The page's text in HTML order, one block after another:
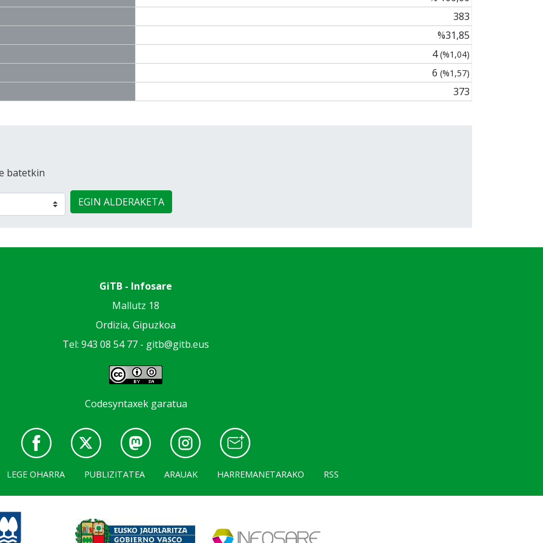
383
%31,85
4(%1,04)
6 (%1,57)
373
batetkin
EGIN ALDERAKETA
GiTB - Infosare
Mallutz 18
Ordizia, Gipuzkoa
Tel: 943 08 54 77 - gitb@gitb.eus
Codesyntaxek garatua
LEGE OHARRA PUBLIZITATEA ARAUAK HARREMANETARAKO RSS